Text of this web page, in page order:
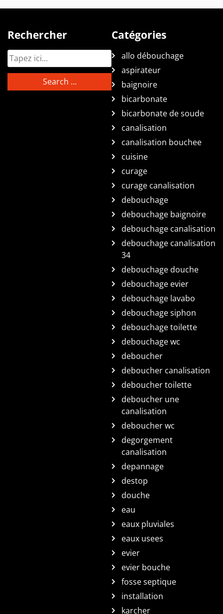
Rechercher Catégories
allo débouchage
aspirateur
baignoire
bicarbonate
bicarbonate de soude
canalisation
canalisation bouchee
cuisine
curage
curage canalisation
debouchage
debouchage baignoire
debouchage canalisation
debouchage canalisation
34
debouchage douche
debouchage evier
debouchage lavabo
debouchage siphon
debouchage toilette
debouchage wc
deboucher
deboucher canalisation
deboucher toilette
deboucher une
canalisation
deboucher wc
degorgement
canalisation
depannage
destop
douche
eau
eaux pluviales
eaux usees
evier
evier bouche
fosse septique
installation
karcher